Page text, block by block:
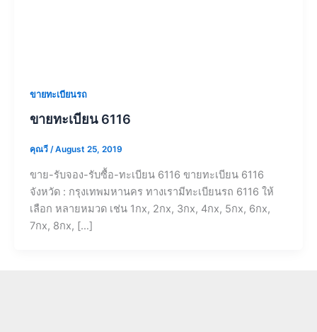
ขายทะเบียนรถ
ขายทะเบียน 6116
คุณวี /August 25, 2019
ขาย-รับจอง-รับซื้อ-ทะเบียน 6116 ขายทะเบียน 6116
จังหวัด : กรุงเทพมหานคร ทางเรามีทะเบียนรถ 6116 ให้
เลือก หลายหมวด เช่น 1กx, 2กx, 3กx, 4กx, 5กx, 6กx,
7กx, 8กx, […]